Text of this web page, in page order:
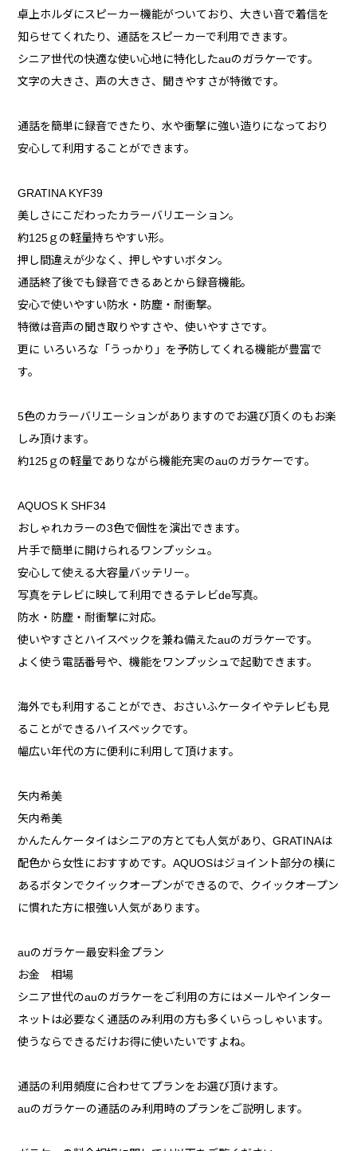
卓上ホルダにスピーカー機能がついており、大きい音で着信を
知らせてくれたり、通話をスピーカーで利用できます。
シニア世代の快適な使い心地に特化したauのガラケーです。
文字の大きさ、声の大きさ、聞きやすさが特徴です。
通話を簡単に録音できたり、水や衝撃に強い造りになっており
安心して利用することができます。
GRATINA KYF39
美しさにこだわったカラーバリエーション。
約125ｇの軽量持ちやすい形。
押し間違えが少なく、押しやすいボタン。
通話終了後でも録音できるあとから録音機能。
安心で使いやすい防水・防塵・耐衝撃。
特徴は音声の聞き取りやすさや、使いやすさです。
更に いろいろな「うっかり」を予防してくれる機能が豊富で
す。
5色のカラーバリエーションがありますのでお選び頂くのもお楽
しみ頂けます。
約125ｇの軽量でありながら機能充実のauのガラケーです。
AQUOS K SHF34
おしゃれカラーの3色で個性を演出できます。
片手で簡単に開けられるワンプッシュ。
安心して使える大容量バッテリー。
写真をテレビに映して利用できるテレビde写真。
防水・防塵・耐衝撃に対応。
使いやすさとハイスペックを兼ね備えたauのガラケーです。
よく使う電話番号や、機能をワンプッシュで起動できます。
海外でも利用することができ、おさいふケータイやテレビも見
ることができるハイスペックです。
幅広い年代の方に便利に利用して頂けます。
矢内希美
矢内希美
かんたんケータイはシニアの方とても人気があり、GRATINAは
配色から女性におすすめです。AQUOSはジョイント部分の横に
あるボタンでクイックオープンができるので、クイックオープン
に慣れた方に根強い人気があります。
auのガラケー最安料金プラン
お金 相場
シニア世代のauのガラケーをご利用の方にはメールやインター
ネットは必要なく通話のみ利用の方も多くいらっしゃいます。
使うならできるだけお得に使いたいですよね。
通話の利用頻度に合わせてプランをお選び頂けます。
auのガラケーの通話のみ利用時のプランをご説明します。